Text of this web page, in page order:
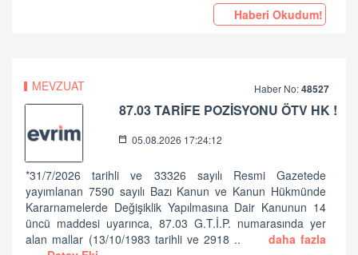
Haberi Okudum!
MEVZUAT Haber No:48527
87.03 TARİFE POZİSYONU ÖTV HK !
05.08.2026 17:24:12
*31/7/2026 tarihli ve 33326 sayılı Resmi Gazetede
yayımlanan 7590 sayılı Bazı Kanun ve Kanun Hükmünde
Kararnamelerde Değişiklik Yapılmasına Dair Kanunun 14
üncü maddesi uyarınca, 87.03 G.T.İ.P. numarasında yer
alan mallar (13/10/1983 tarihli ve 2918 ..
daha fazla